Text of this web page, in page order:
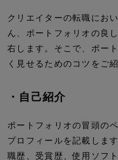
クリエイターの転職にお
ん、ポートフォリオの良
右します。そこで、ポー
く見せるためのコツをご
・自己紹介
ポートフォリオの冒頭の
プロフィールを記載しま
職歴、受賞歴、使用ソフ